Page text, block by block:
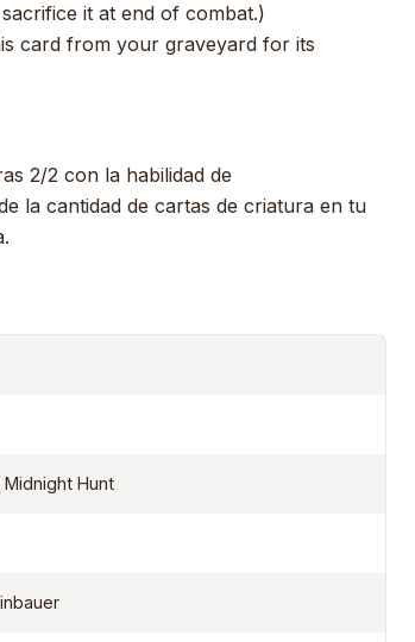
it at end of combat.)
card from your graveyard for its
2/2 con la habilidad de
la cantidad de cartas de criatura en tu
Midnight Hunt